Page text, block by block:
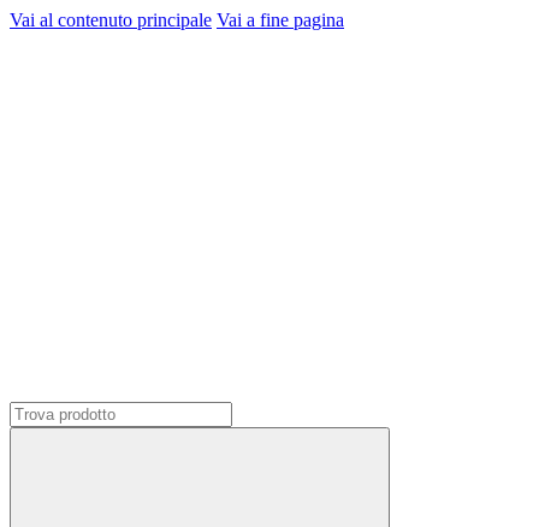
Vai al contenuto principale Vai a fine pagina